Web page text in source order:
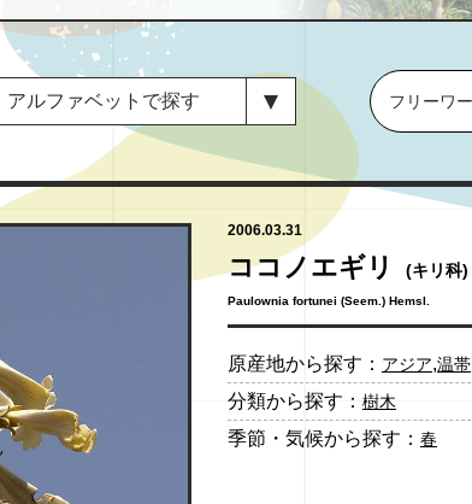
2006.03.31
ココノエギリ (キリ科)
Paulownia fortunei (Seem.) Hemsl.
原産地から探す： アジア,温帯
分類から探す： 樹木
季節・気候から探す： 春